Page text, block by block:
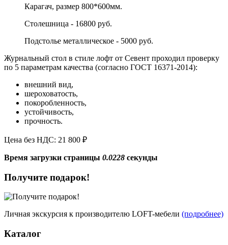
Карагач, размер 800*600мм.
Столешница - 16800 руб.
Подстолье металлическое - 5000 руб.
Журнальный стол в стиле лофт от Севент проходил проверку
по 5 параметрам качества (согласно ГОСТ 16371-2014):
внешний вид,
шероховатость,
покоробленность,
устойчивость,
прочность.
Цена без НДС: 21 800 ₽
Время загрузки страницы 0.0228 секунды
Получите подарок!
Личная экскурсия к производителю LOFT-мебели (подробнее)
Каталог